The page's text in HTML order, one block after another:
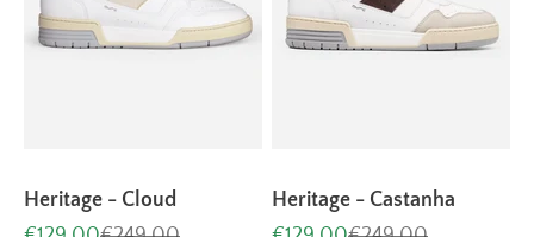
Heritage - Cloud
Heritage - Castanha